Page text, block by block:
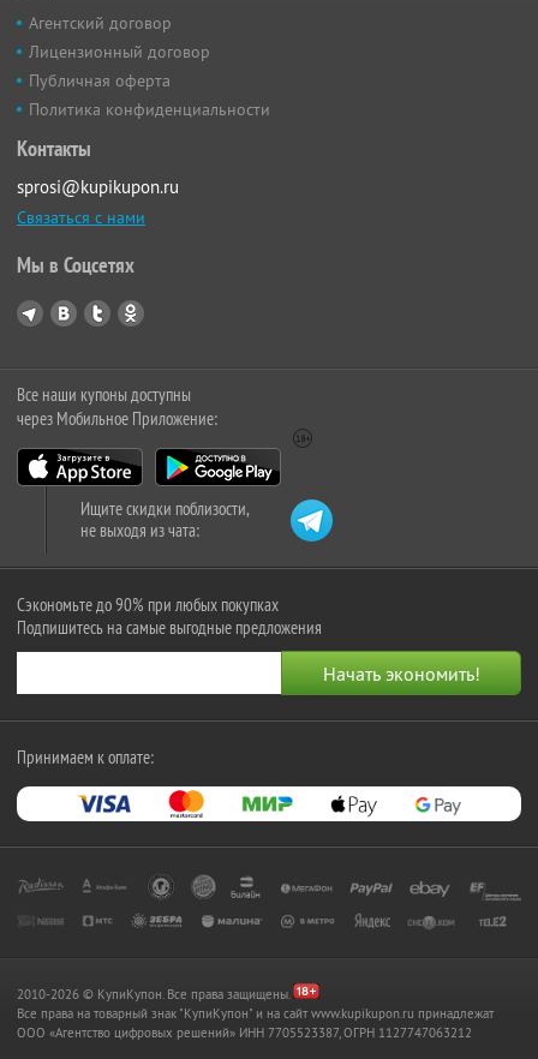
Агентский договор
Лицензионный договор
Публичная оферта
Политика конфиденциальности
Контакты
sprosi@kupikupon.ru
Связаться с нами
Мы в Соцсетях
Все наши купоны доступны
через Мобильное Приложение:
Ищите скидки поблизости,
не выходя из чата:
Сэкономьте до 90% при любых покупках
Подпишитесь на самые выгодные предложения
Принимаем к оплате:
2010-2026 © КупиКупон. Все права защищены.
Все права на товарный знак "КупиКупон" и на сайт www.kupikupon.ru принадлежат
OOO «Агентство цифровых решений» ИНН 7705523387, ОГРН 1127747063212